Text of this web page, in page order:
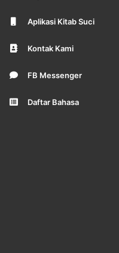
Aplikasi Kitab Suci
Kontak Kami
FB Messenger
Daftar Bahasa